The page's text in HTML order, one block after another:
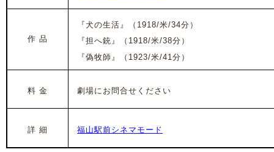
作 品
『犬の生活』（1918/米/34分）
『担へ銃』
（1918/米/38分）
『偽牧師』
（1923/米/41分）
料 金 劇場にお問合せください
詳 細 福山駅前シネマモード